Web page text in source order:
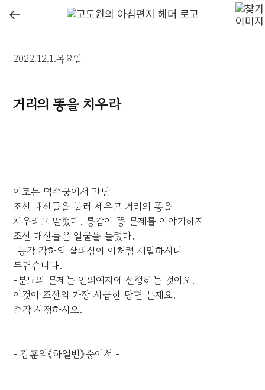
←
2022.12.1.목요일
거리의 똥을 치우라
이토는 덕수궁에서 만난
조선 대신들을 불러 세우고 거리의 똥을
치우라고 말했다. 통감이 똥 문제를 이야기하자
조선 대신들은 얼굴을 돌렸다.
-통감 각하의 살피심이 이처럼 세밀하시니
두렵습니다.
-분뇨의 문제는 인의예지에 선행하는 것이오.
이것이 조선의 가장 시급한 당면 문제요.
즉각 시정하시오.
- 김훈의《하얼빈》중에서 -